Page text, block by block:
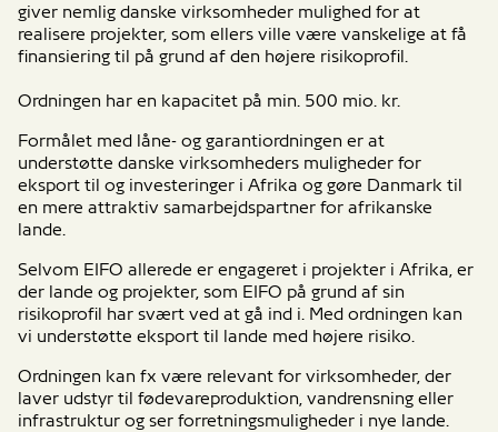
giver nemlig danske virksomheder mulighed for at
realisere projekter, som ellers ville være vanskelige at få
finansiering til på grund af den højere risikoprofil.
Ordningen har en kapacitet på min. 500 mio. kr.
Formålet med låne- og garantiordningen er at
understøtte danske virksomheders muligheder for
eksport til og investeringer i Afrika og gøre Danmark til
en mere attraktiv samarbejdspartner for afrikanske
lande.
Selvom EIFO allerede er engageret i projekter i Afrika, er
der lande og projekter, som EIFO på grund af sin
risikoprofil har svært ved at gå ind i. Med ordningen kan
vi understøtte eksport til lande med højere risiko.
Ordningen kan fx være relevant for virksomheder, der
laver udstyr til fødevareproduktion, vandrensning eller
infrastruktur og ser forretningsmuligheder i nye lande.